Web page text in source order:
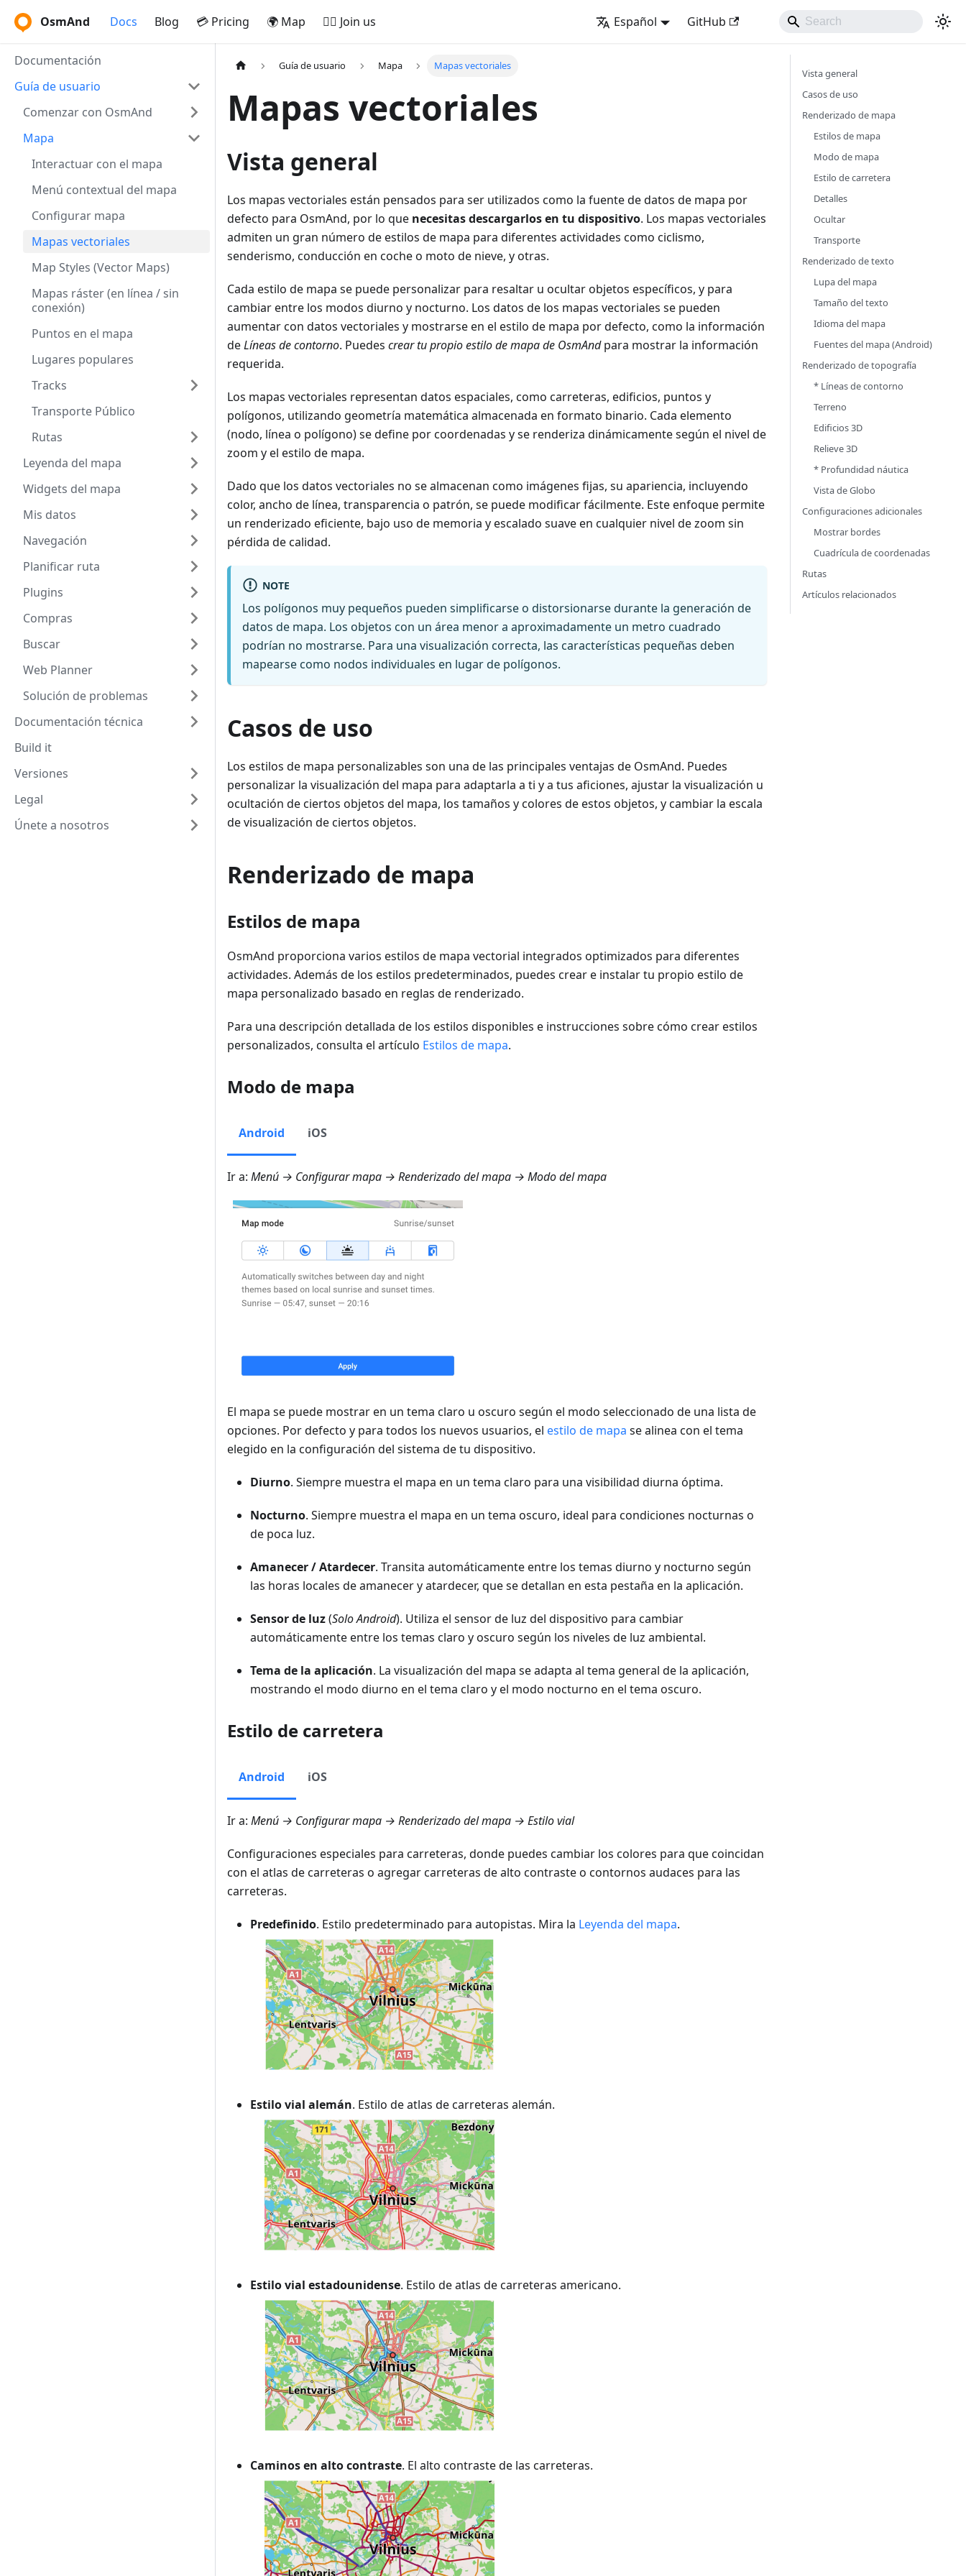
OsmAnd Docs Blog 💳 Pricing 🌍 Map 🚵‍♂️ Join us Español GitHub
Documentación
Guía de usuario
Comenzar con OsmAnd
Mapa
Interactuar con el mapa
Menú contextual del mapa
Configurar mapa
Mapas vectoriales
Map Styles (Vector Maps)
Mapas ráster (en línea / sin
conexión)
Puntos en el mapa
Lugares populares
Tracks
Transporte Público
Rutas
Leyenda del mapa
Widgets del mapa
Mis datos
Navegación
Planificar ruta
Plugins
Compras
Buscar
Web Planner
Solución de problemas
Documentación técnica
Build it
Versiones
Legal
Únete a nosotros
Guía de usuario Mapa Mapas vectoriales
Mapas vectoriales
Vista general
Los mapas vectoriales están pensados para ser utilizados como la fuente de datos de mapa por
defecto para OsmAnd, por lo que necesitas descargarlos en tu dispositivo. Los mapas vectoriales
admiten un gran número de estilos de mapa para diferentes actividades como ciclismo,
senderismo, conducción en coche o moto de nieve, y otras.
Cada estilo de mapa se puede personalizar para resaltar u ocultar objetos específicos, y para
cambiar entre los modos diurno y nocturno. Los datos de los mapas vectoriales se pueden
aumentar con datos vectoriales y mostrarse en el estilo de mapa por defecto, como la información
deLíneas de contorno. Puedes crear tu propio estilo de mapa de OsmAndpara mostrar la información
requerida.
Los mapas vectoriales representan datos espaciales, como carreteras, edificios, puntos y
polígonos, utilizando geometría matemática almacenada en formato binario. Cada elemento
(nodo, línea o polígono) se define por coordenadas y se renderiza dinámicamente según el nivel de
zoom y el estilo de mapa.
Dado que los datos vectoriales no se almacenan como imágenes fijas, su apariencia, incluyendo
color, ancho de línea, transparencia o patrón, se puede modificar fácilmente. Este enfoque permite
un renderizado eficiente, bajo uso de memoria y escalado suave en cualquier nivel de zoom sin
pérdida de calidad.
NOTE
Los polígonos muy pequeños pueden simplificarse o distorsionarse durante la generación de
datos de mapa. Los objetos con un área menor a aproximadamente un metro cuadrado
podrían no mostrarse. Para una visualización correcta, las características pequeñas deben
mapearse como nodos individuales en lugar de polígonos.
Casos de uso
Los estilos de mapa personalizables son una de las principales ventajas de OsmAnd. Puedes
personalizar la visualización del mapa para adaptarla a ti y a tus aficiones, ajustar la visualización u
ocultación de ciertos objetos del mapa, los tamaños y colores de estos objetos, y cambiar la escala
de visualización de ciertos objetos.
Renderizado de mapa
Estilos de mapa
OsmAnd proporciona varios estilos de mapa vectorial integrados optimizados para diferentes
actividades. Además de los estilos predeterminados, puedes crear e instalar tu propio estilo de
mapa personalizado basado en reglas de renderizado.
Para una descripción detallada de los estilos disponibles e instrucciones sobre cómo crear estilos
personalizados, consulta el artículo Estilos de mapa.
Modo de mapa
Android iOS
Ir a: Menú → Configurar mapa → Renderizado del mapa → Modo del mapa
El mapa se puede mostrar en un tema claro u oscuro según el modo seleccionado de una lista de
opciones. Por defecto y para todos los nuevos usuarios, el estilo de mapa se alinea con el tema
elegido en la configuración del sistema de tu dispositivo.
Diurno. Siempre muestra el mapa en un tema claro para una visibilidad diurna óptima.
Nocturno. Siempre muestra el mapa en un tema oscuro, ideal para condiciones nocturnas o
de poca luz.
Amanecer / Atardecer. Transita automáticamente entre los temas diurno y nocturno según
las horas locales de amanecer y atardecer, que se detallan en esta pestaña en la aplicación.
Sensor de luz(Solo Android). Utiliza el sensor de luz del dispositivo para cambiar
automáticamente entre los temas claro y oscuro según los niveles de luz ambiental.
Tema de la aplicación. La visualización del mapa se adapta al tema general de la aplicación,
mostrando el modo diurno en el tema claro y el modo nocturno en el tema oscuro.
Estilo de carretera
Android iOS
Ir a: Menú → Configurar mapa → Renderizado del mapa → Estilo vial
Configuraciones especiales para carreteras, donde puedes cambiar los colores para que coincidan
con el atlas de carreteras o agregar carreteras de alto contraste o contornos audaces para las
carreteras.
Predefinido. Estilo predeterminado para autopistas. Mira la Leyenda del mapa.
Estilo vial alemán. Estilo de atlas de carreteras alemán.
Estilo vial estadounidense. Estilo de atlas de carreteras americano.
Caminos en alto contraste. El alto contraste de las carreteras.
Vista general
Casos de uso
Renderizado de mapa
Estilos de mapa
Modo de mapa
Estilo de carretera
Detalles
Ocultar
Transporte
Renderizado de texto
Lupa del mapa
Tamaño del texto
Idioma del mapa
Fuentes del mapa (Android)
Renderizado de topografía
* Líneas de contorno
Terreno
Edificios 3D
Relieve 3D
* Profundidad náutica
Vista de Globo
Configuraciones adicionales
Mostrar bordes
Cuadrícula de coordenadas
Rutas
Artículos relacionados